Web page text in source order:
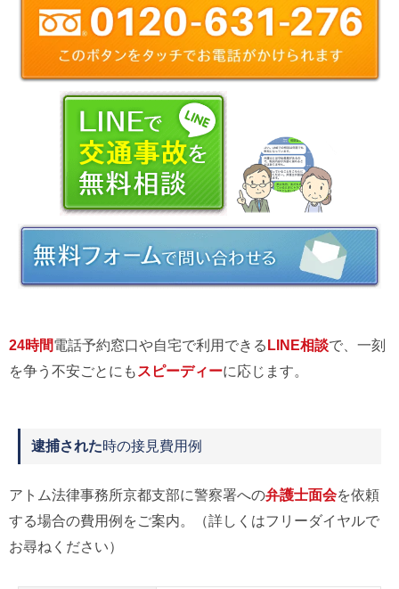
24時間電話予約窓口や自宅で利用できるLINE相談で、一刻
を争う不安ごとにも スピーディーに応じます。
逮捕された時の接見費用例
アトム法律事務所京都支部に警察署への弁護士面会を依頼
する場合の費用例をご案内。（詳しくはフリーダイヤルで
お尋ねください）